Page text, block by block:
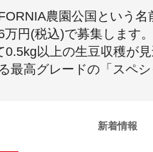
農園公国という
円(税込)で募集します
以上の生豆収穫が
最高グレードの「スペ
新着情報